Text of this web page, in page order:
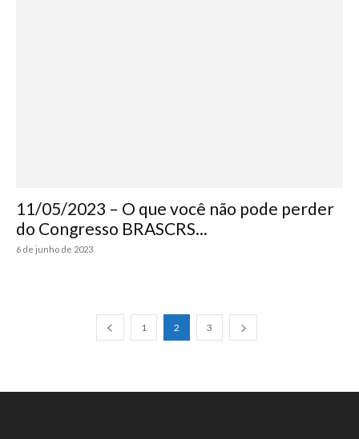
11/05/2023 – O que você não pode perder
do Congresso BRASCRS...
6 de junho de 2023
1 2 3